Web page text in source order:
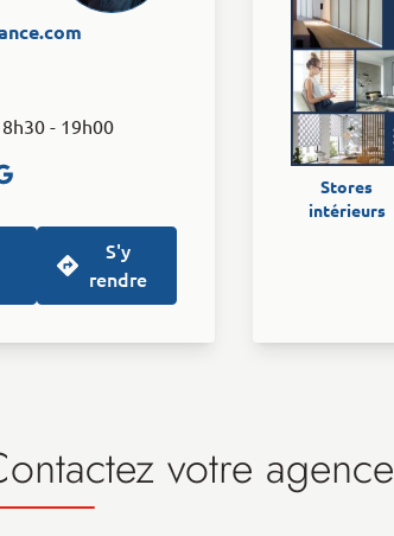
- 19h00
S'y
rendre
Stores
intérieurs
votre agence